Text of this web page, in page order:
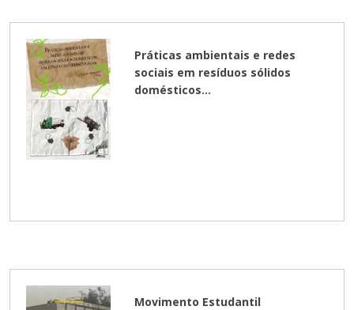
Práticas ambientais e redes
sociais em resíduos sólidos
domésticos...
Movimento Estudantil